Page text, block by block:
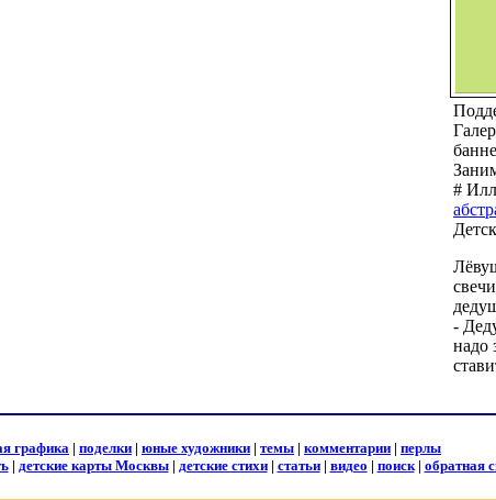
#
-
надо
графика | поделки | юные художники | темы | комментарии | перлы
| детские карты Москвы| детские стихи| статьи| видео | поиск| обратная